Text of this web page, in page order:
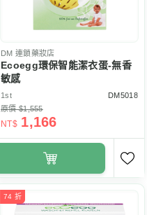
DM 連鎖藥妝店
Ecoegg環保智能潔衣蛋-無香
敏感
1st
DM5018
原價 $1,555
NT$ 1,166
74 折